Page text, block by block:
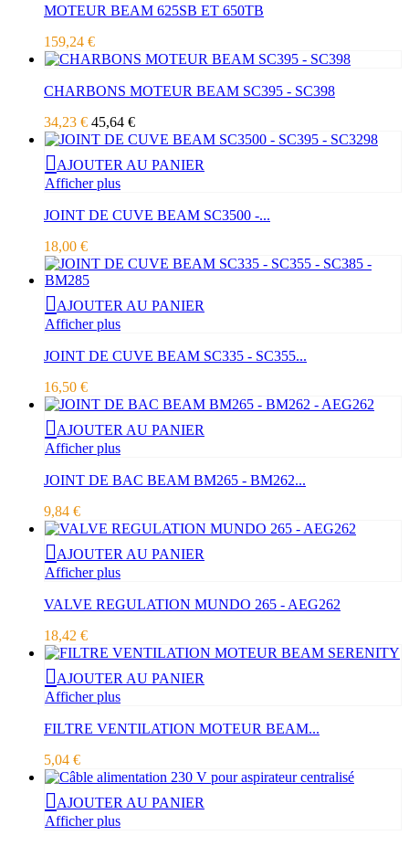
MOTEUR BEAM 625SB ET 650TB
159,24 €
CHARBONS MOTEUR BEAM SC395 - SC398
34,23 € 45,64 €
AJOUTER AU PANIER
Afficher plus
JOINT DE CUVE BEAM SC3500 -...
18,00 €
AJOUTER AU PANIER
Afficher plus
JOINT DE CUVE BEAM SC335 - SC355...
16,50 €
AJOUTER AU PANIER
Afficher plus
JOINT DE BAC BEAM BM265 - BM262...
9,84 €
AJOUTER AU PANIER
Afficher plus
VALVE REGULATION MUNDO 265 - AEG262
18,42 €
AJOUTER AU PANIER
Afficher plus
FILTRE VENTILATION MOTEUR BEAM...
5,04 €
AJOUTER AU PANIER
Afficher plus